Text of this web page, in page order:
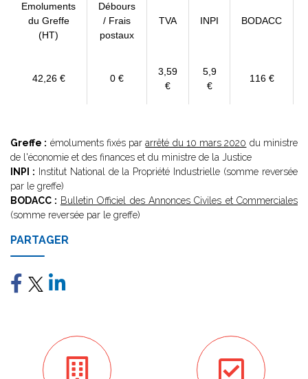
Emoluments
du Greffe
(HT)
Débours
/ Frais
postaux
TVA INPI BODACC
42,26 € 0 €
3,59
€
5,9
€
116 €
Greffe : émoluments fixés pararrêté du 10 mars 2020 du ministre
de l'économie et des finances et du ministre de la Justice
INPI : Institut National de la Propriété Industrielle (somme reversée
par le greffe)
BODACC : Bulletin Officiel des Annonces Civiles et Commerciales
(somme reversée par le greffe)
PARTAGER